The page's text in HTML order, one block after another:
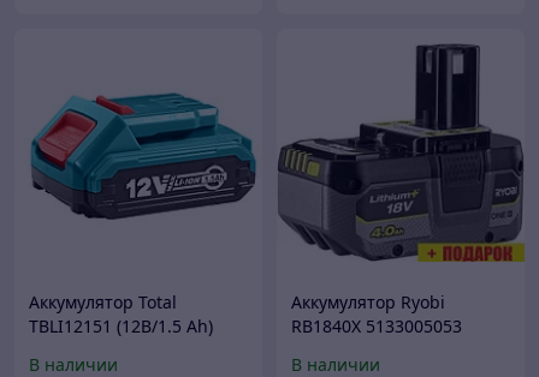
Аккумулятор Total
TBLI12151 (12В/1.5 Ah)
В наличии
Аккумулятор Ryobi
RB1840X 5133005053
В наличии